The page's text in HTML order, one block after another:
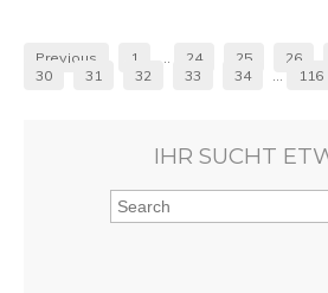
Previous 1 … 24 25 26
30
31 32 33 34 … 116
IHR SUCHT